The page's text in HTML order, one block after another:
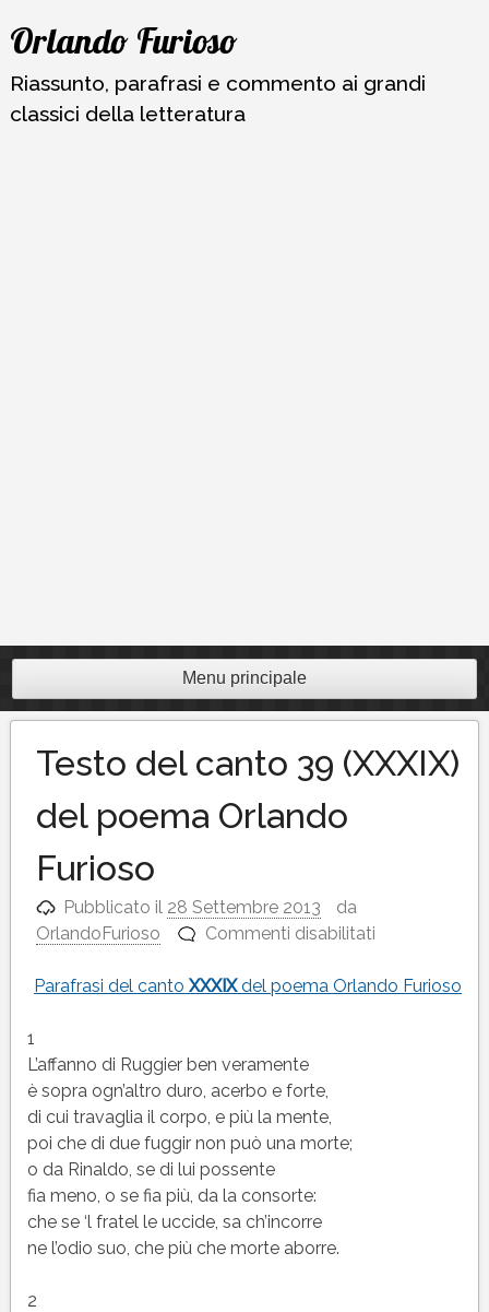
Vai
contenuto
Orlando Furioso
Riassunto, parafrasi e commento ai grandi
classici della letteratura
Menu principale
Testo del canto 39 (XXXIX)
del poema Orlando
Furioso
Pubblicato il 28 Settembre 2013
da
OrlandoFurioso
Commenti disabilitati
del
Parafrasi del cantoXXXIXdel poema Orlando Furioso
1
L’affanno di Ruggier ben veramente
è sopra ogn’altro duro, acerbo e forte,
di cui travaglia il corpo, e più la mente,
poi che di due fuggir non può una morte;
o da Rinaldo, se di lui possente
fia meno, o se fia più, da la consorte:
che se ‘l fratel le uccide, sa ch’incorre
ne l’odio suo, che più che morte aborre.
2